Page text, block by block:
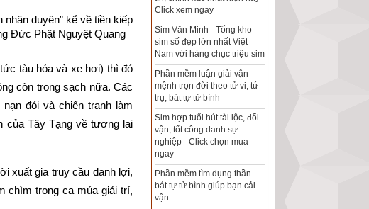
duyên” kể về tiền kiếp
Đức Phật Nguyệt Quang
tàu hỏa và xe hơi) thì đó
còn trong sạch nữa. Các
đói và chiến tranh làm
của Tây Tạng về tương lai
xuất gia truy cầu danh lợi,
chìm trong ca múa giải trí,
Sim hợp tuổi - Sim hợp
Xem bói sim phong thủy
theo khoa học tử vi, tứ trụ
chính xác nhất
Mua sim Thần tài, Thần tài
theo bạn! Giao sim miễn phí
Xem ngày đẹp - chọn ngày
tốt khởi sự theo kinh dịch
chính xác nhất
Tổng Kho Sim Năm sinh 0x -
9x - 8x -7x -6x giá rẻ nhất thị